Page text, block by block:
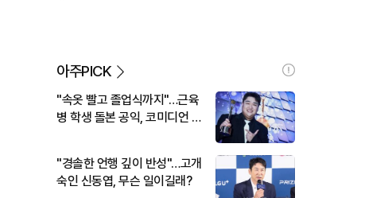
아주PICK
"속옷 빨고 졸업식까지"…근육
병 학생 돌본 공익, 코미디언 김
"경솔한 언행 깊이 반성"…고개
숙인 신동엽, 무슨 일이길래?